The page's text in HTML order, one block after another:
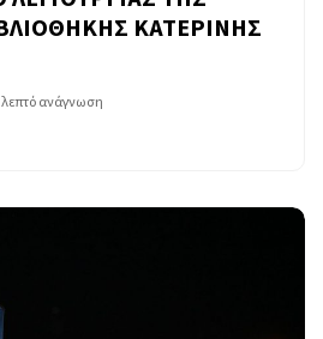
ΚΑΤΕΡΙΝΗΣ
λεπτό ανάγνωση